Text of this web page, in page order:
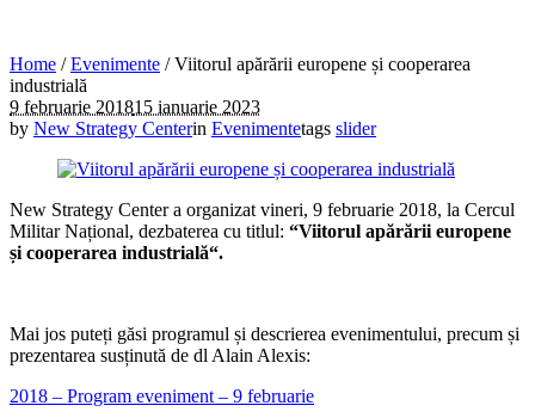
Home /Evenimente /Viitorul apărării europene și cooperarea
industrială
9 februarie 201815 ianuarie 2023
by New Strategy Centerin Evenimentetags slider
New Strategy Center a organizat vineri, 9 februarie 2018, la Cercul
Militar Național, dezbaterea cu titlul: “Viitorul apărării europene
și cooperarea industrială“.
Mai jos puteți găsi programul și descrierea evenimentului, precum și
prezentarea susținută de dl Alain Alexis:
2018 – Program eveniment – 9 februarie